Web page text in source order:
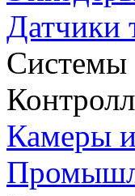
Датчики
Системы
Камеры